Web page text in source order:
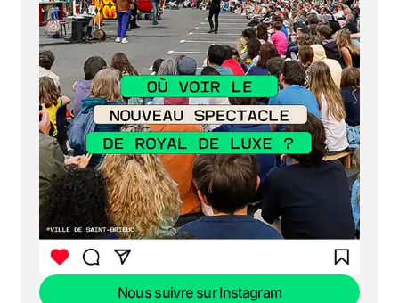
Nous suivre sur Instagram